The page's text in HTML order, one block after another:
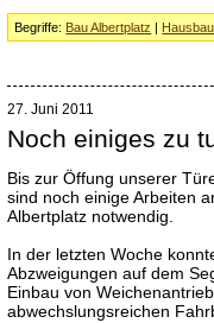
Begriffe: Bau Albertplatz | Hausbau
27. Juni 2011
Noch einiges zu
Bis zur Öffung unserer
sind noch einige Arbeiten
Albertplatz notwendig.
In der letzten Woche
Abzweigungen auf dem
Einbau von
abwechslungsreichen